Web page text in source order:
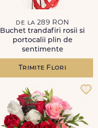
de la 289 RON
Buchet trandafiri rosii si
portocalii plin de
sentimente
Trimite Flori